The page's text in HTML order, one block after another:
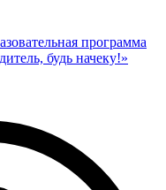
программа
будь начеку!»